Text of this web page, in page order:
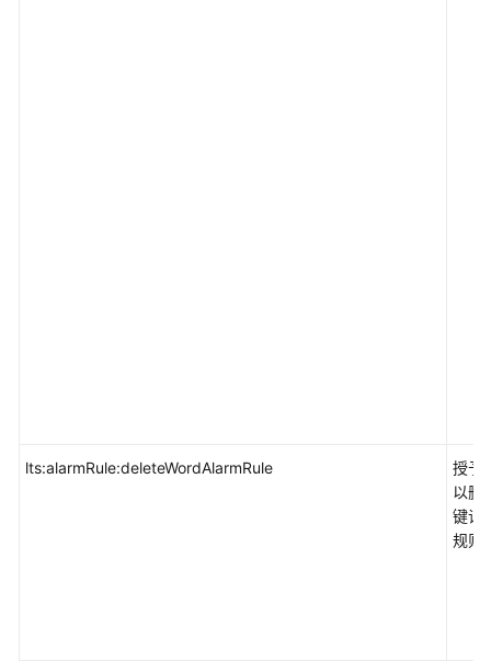
lts:alarmRule:deleteWordAlarmRule
授予
以删
键词
规则